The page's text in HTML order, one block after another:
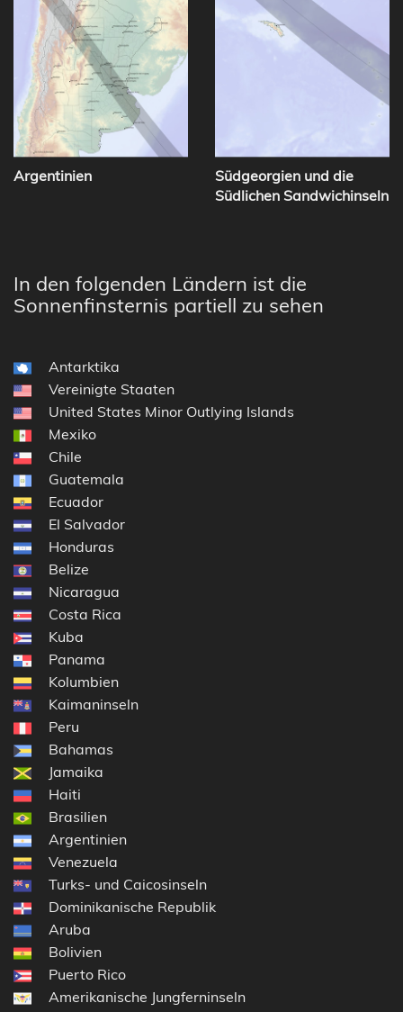
Argentinien
Südgeorgien und die
Südlichen Sandwichinseln
In den folgenden Ländern ist die
Sonnenfinsternis partiell zu sehen
Antarktika
Vereinigte Staaten
United States Minor Outlying Islands
Mexiko
Chile
Guatemala
Ecuador
El Salvador
Honduras
Belize
Nicaragua
Costa Rica
Kuba
Panama
Kolumbien
Kaimaninseln
Peru
Bahamas
Jamaika
Haiti
Brasilien
Argentinien
Venezuela
Turks- und Caicosinseln
Dominikanische Republik
Aruba
Bolivien
Puerto Rico
Amerikanische Jungferninseln